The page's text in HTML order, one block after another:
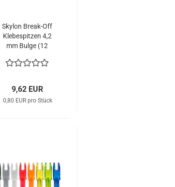
Skylon Break-Off
Klebespitzen 4,2
mm Bulge (12
9,62 EUR
0,80 EUR pro Stück